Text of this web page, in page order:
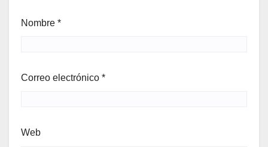
Nombre *
Correo electrónico *
Web